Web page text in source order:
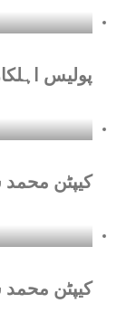
پولیس
کیپٹن محمد
کیپٹن محمد